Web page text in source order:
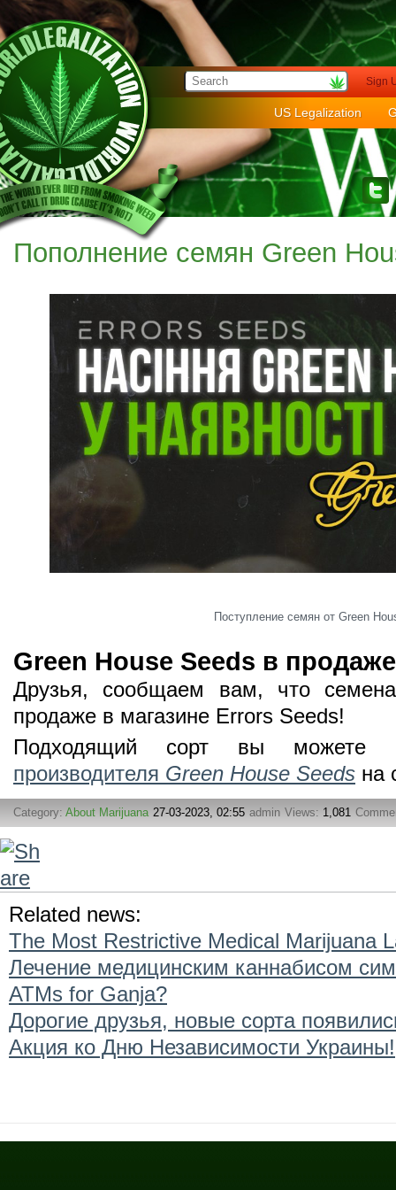
Sign
US Legalization
Пополнение семян Green
Поступление семян от Green
Green House Seeds в
Друзья, сообщаем вам, что
продаже в магазине Errors Seeds!
Подходящий сорт вы
производителя Green House Seeds на
Category: About Marijuana 27-03-2023, 02:55 admin Views: 1,081
Related news:
The Most Restrictive Medical Marijuana
Лечение медицинским каннабисом
ATMs for Ganja?
Дорогие друзья, новые сорта
Акция ко Дню Независимости Украины!